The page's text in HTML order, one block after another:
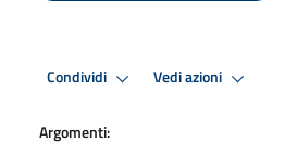
Condividi Vedi azioni
Argomenti: